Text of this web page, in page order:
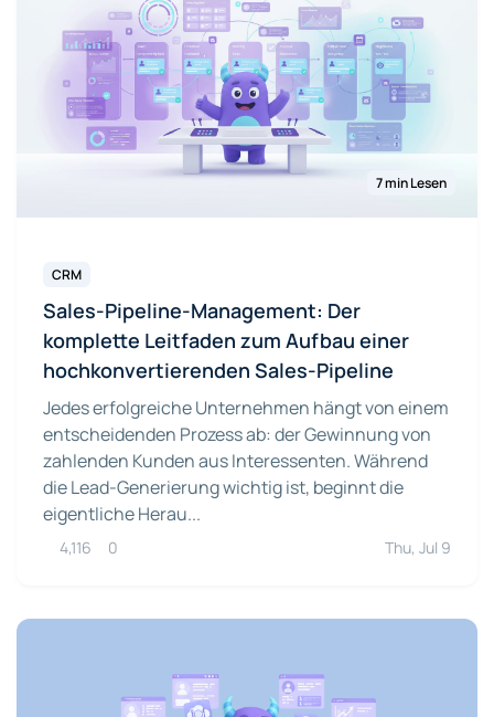
7 min Lesen
CRM
Sales-Pipeline-Management: Der
komplette Leitfaden zum Aufbau einer
hochkonvertierenden Sales-Pipeline
Jedes erfolgreiche Unternehmen hängt von einem
entscheidenden Prozess ab: der Gewinnung von
zahlenden Kunden aus Interessenten. Während
die Lead-Generierung wichtig ist, beginnt die
eigentliche Herau...
4,116 0 Thu, Jul 9